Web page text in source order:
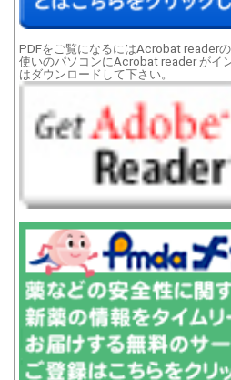
PDFをご覧になるにはAcrobat reader
使いのパソコンにAcrobat reader がイ
はダウンロードして下さい。